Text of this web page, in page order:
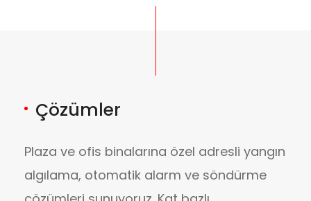
Çözümler
Plaza ve ofis binalarına özel adresli yangın
algılama, otomatik alarm ve söndürme